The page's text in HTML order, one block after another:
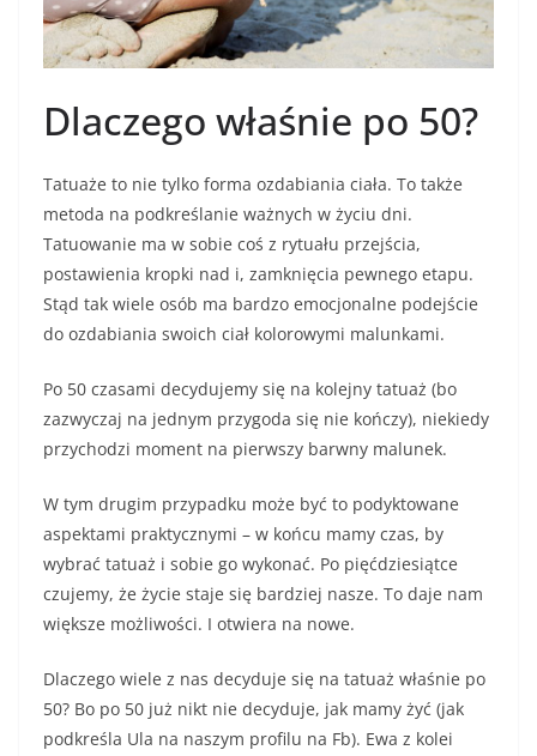
Dlaczego właśnie po 50?
Tatuaże to nie tylko forma ozdabiania ciała. To także
metoda na podkreślanie ważnych w życiu dni.
Tatuowanie ma w sobie coś z rytuału przejścia,
postawienia kropki nad i, zamknięcia pewnego etapu.
Stąd tak wiele osób ma bardzo emocjonalne podejście
do ozdabiania swoich ciał kolorowymi malunkami.
Po 50 czasami decydujemy się na kolejny tatuaż (bo
zazwyczaj na jednym przygoda się nie kończy), niekiedy
przychodzi moment na pierwszy barwny malunek.
W tym drugim przypadku może być to podyktowane
aspektami praktycznymi – w końcu mamy czas, by
wybrać tatuaż i sobie go wykonać. Po pięćdziesiątce
czujemy, że życie staje się bardziej nasze. To daje nam
większe możliwości. I otwiera na nowe.
Dlaczego wiele z nas decyduje się na tatuaż właśnie po
50? Bo po 50 już nikt nie decyduje, jak mamy żyć (jak
podkreśla Ula na naszym profilu na Fb). Ewa z kolei